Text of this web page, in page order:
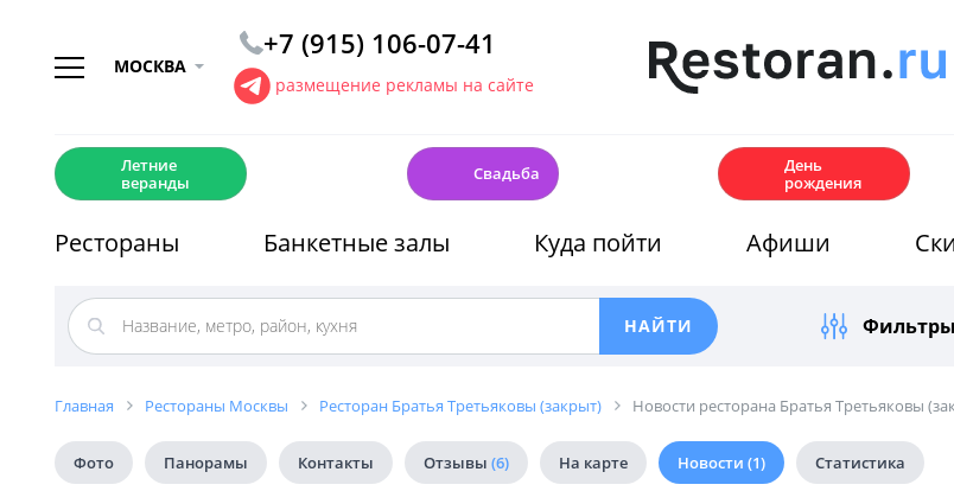
МОСКВА
+7 (915) 106-07-41
размещение рекламы на сайте
Летние
веранды
Свадьба
День
рождения
Рестораны Банкетные залы Куда пойти Афиши
Фильтры
Главная Рестораны Москвы Ресторан Братья Третьяковы (закрыт) Новости ресторана Братья Третьяковы
Фото Панорамы Контакты Отзывы (6) На карте Новости (1) Статистика